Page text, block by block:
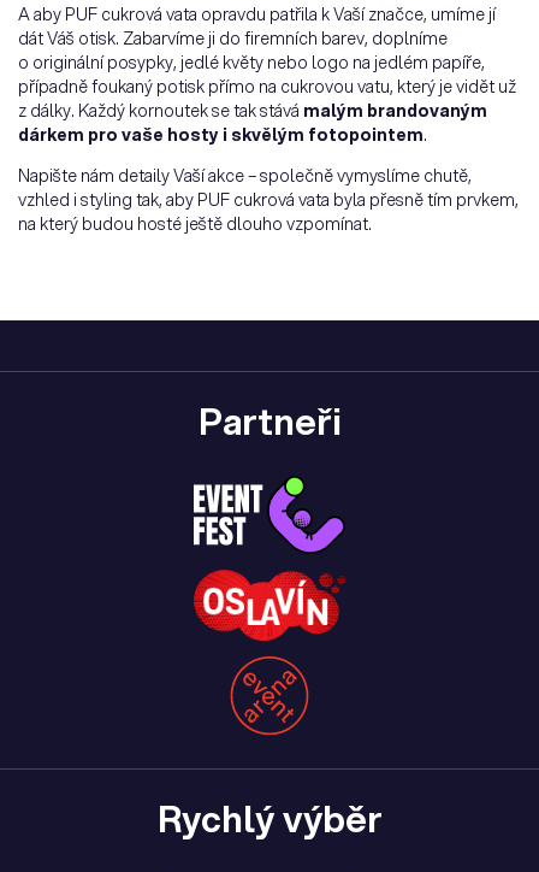
A aby PUF cukrová vata opravdu patřila k Vaší značce, umíme jí
dát Váš otisk. Zabarvíme ji do firemních barev, doplníme
o originální posypky, jedlé květy nebo logo na jedlém papíře,
případně foukaný potisk přímo na cukrovou vatu, který je vidět už
z dálky. Každý kornoutek se tak stává malým brandovaným
dárkem pro vaše hosty i skvělým fotopointem.
Napište nám detaily Vaší akce – společně vymyslíme chutě,
vzhled i styling tak, aby PUF cukrová vata byla přesně tím prvkem,
na který budou hosté ještě dlouho vzpomínat.
Partneři
Rychlý výběr